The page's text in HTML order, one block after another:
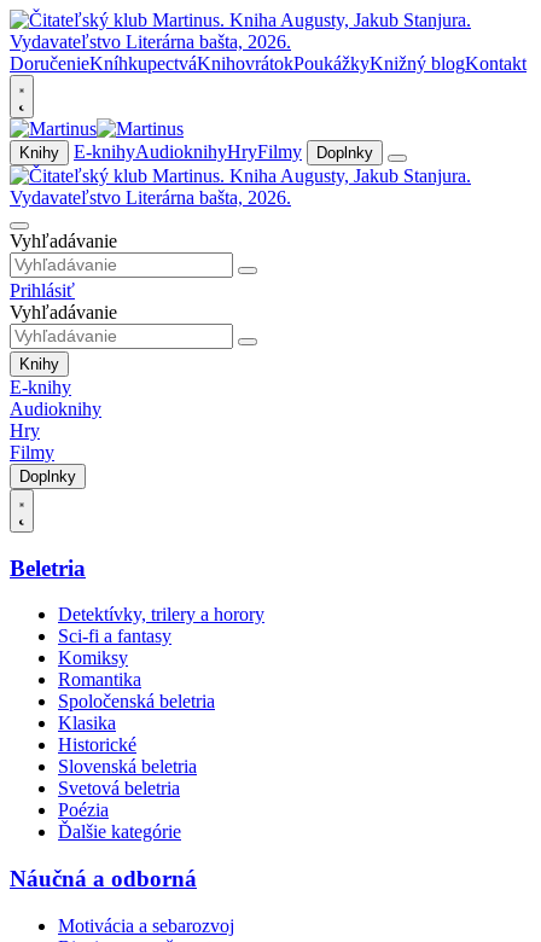
DoručenieKníhkupectváKnihovrátokPoukážkyKnižný blogKontakt
Knihy E-knihyAudioknihyHryFilmy Doplnky
Vyhľadávanie
Prihlásiť
Vyhľadávanie
Knihy
E-knihy
Audioknihy
Hry
Filmy
Doplnky
Beletria
Detektívky, trilery a horory
Sci-fi a fantasy
Komiksy
Romantika
Spoločenská beletria
Klasika
Historické
Slovenská beletria
Svetová beletria
Poézia
Ďalšie kategórie
Náučná a odborná
Motivácia a sebarozvoj